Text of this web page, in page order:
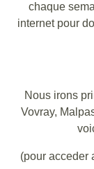
chaque
internet pour
Nous irons
Vovray,
(pour acceder